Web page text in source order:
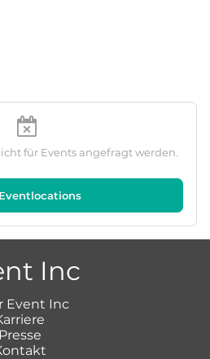
für Events angefragt werden.
Inc
Event Inc
Presse